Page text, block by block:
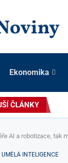
Ekonomika
ČLÁNKY
AI a robotizace, tak
UMĚLÁ INTELIGENCE